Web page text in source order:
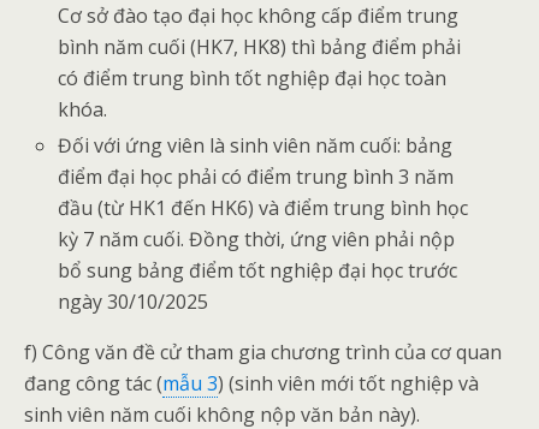
Cơ sở đào tạo đại học không cấp điểm trung
bình năm cuối (HK7, HK8) thì bảng điểm phải
có điểm trung bình tốt nghiệp đại học toàn
khóa.
Đối với ứng viên là sinh viên năm cuối: bảng
điểm đại học phải có điểm trung bình 3 năm
đầu (từ HK1 đến HK6) và điểm trung bình học
kỳ 7 năm cuối. Đồng thời, ứng viên phải nộp
bổ sung bảng điểm tốt nghiệp đại học trước
ngày 30/10/2025
f) Công văn đề cử tham gia chương trình của cơ quan
đang công tác (mẫu 3) (sinh viên mới tốt nghiệp và
sinh viên năm cuối không nộp văn bản này).